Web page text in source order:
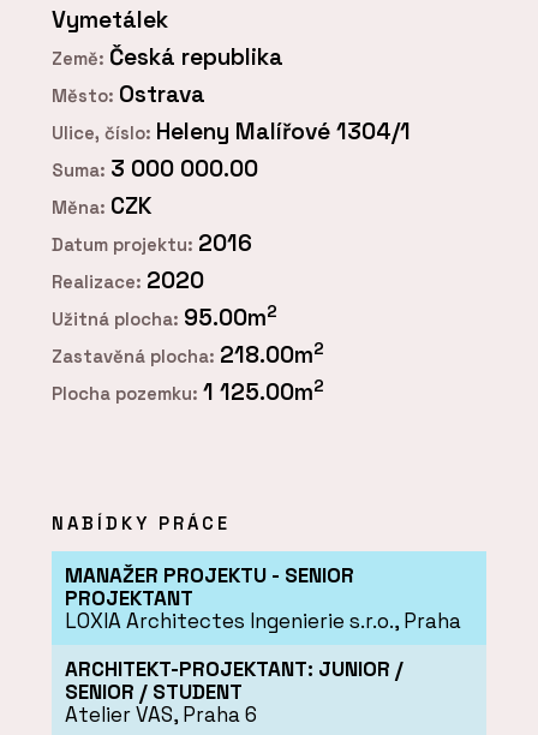
Vymetálek
Země: Česká republika
Město: Ostrava
Ulice, číslo: Heleny Malířové 1304/1
Suma: 3 000 000.00
Měna: CZK
Datum projektu: 2016
Realizace: 2020
Užitná plocha: 95.00m2
Zastavěná plocha: 218.00m2
Plocha pozemku: 1 125.00m2
NABÍDKY PRÁCE
MANAŽER PROJEKTU - SENIOR
PROJEKTANT
LOXIA Architectes Ingenierie s.r.o., Praha
ARCHITEKT-PROJEKTANT: JUNIOR /
SENIOR / STUDENT
Atelier VAS, Praha 6